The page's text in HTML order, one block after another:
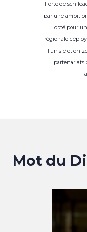
Forte de son
par une
opté pour
régionale
Tunisie et en
partenariats
Mot du